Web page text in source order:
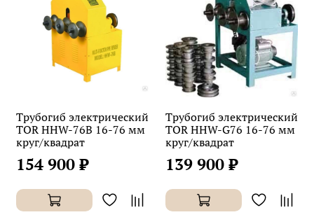
Трубогиб электрический
TOR HHW-76B 16-76 мм
круг/квадрат
154 900 ₽
Трубогиб электрический
TOR HHW-G76 16-76 мм
круг/квадрат
139 900 ₽